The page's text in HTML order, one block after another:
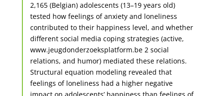
2,165 (Belgian) adolescents (13–19 years old)
tested how feelings of anxiety and loneliness
contributed to their happiness level, and whether
different social media coping strategies (active,
www.jeugdonderzoeksplatform.be 2 social
relations, and humor) mediated these relations.
Structural equation modeling revealed that
feelings of loneliness had a higher negative